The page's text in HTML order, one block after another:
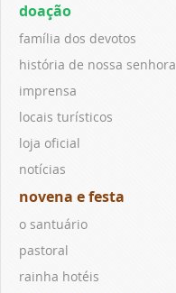
doação
família dos devotos
história de nossa senhora
imprensa
locais turísticos
loja oficial
notícias
novena e festa
o santuário
pastoral
rainha hotéis